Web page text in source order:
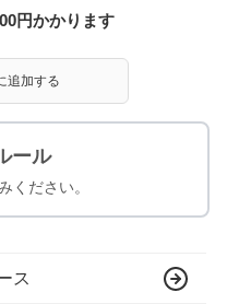
円かかります
追加する
ール
ください。
ス